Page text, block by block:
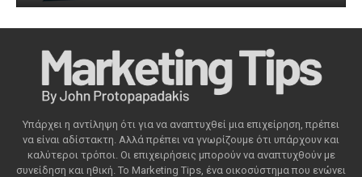
Υπάρχει η αντίληψη ότι για να αναπτυχθεί μια επιχείρηση, πρέπει
να είναι αδίστακτη. Αλλά πρέπει να γνωρίζουμε ότι υπάρχουν και
καλύτεροι τρόποι. Οι επιχειρήσεις μπορούν να αναπτυχθούν με
συνείδηση ​​και ηθική. Το Marketing Tips, ένα οικοσύστημα που ενώνει